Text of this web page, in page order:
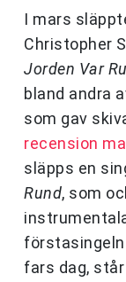
I mars
Christopher
Jorden Var
bland andra
som gav
recension
släpps en
Rund, som
förstasingeln
fars dag,